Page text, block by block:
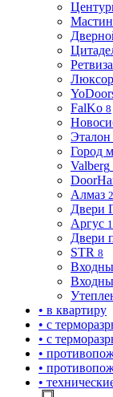
FalKo 8
Эталон
Город
Valberg
Алмаз
Двери
Аргус
Двери
STR 8
• в квартиру
• с
• с
•
•
•